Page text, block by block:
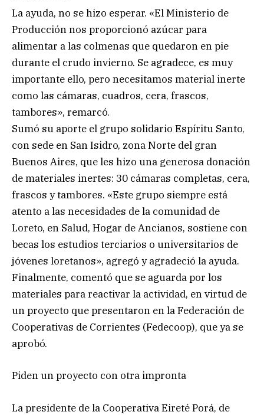
La ayuda, no se hizo esperar. «El Ministerio de
Producción nos proporcionó azúcar para
alimentar a las colmenas que quedaron en pie
durante el crudo invierno. Se agradece, es muy
importante ello, pero necesitamos material inerte
como las cámaras, cuadros, cera, frascos,
tambores», remarcó.
Sumó su aporte el grupo solidario Espíritu Santo,
con sede en San Isidro, zona Norte del gran
Buenos Aires, que les hizo una generosa donación
de materiales inertes: 30 cámaras completas, cera,
frascos y tambores. «Este grupo siempre está
atento a las necesidades de la comunidad de
Loreto, en Salud, Hogar de Ancianos, sostiene con
becas los estudios terciarios o universitarios de
jóvenes loretanos», agregó y agradeció la ayuda.
Finalmente, comentó que se aguarda por los
materiales para reactivar la actividad, en virtud de
un proyecto que presentaron en la Federación de
Cooperativas de Corrientes (Fedecoop), que ya se
aprobó.
Piden un proyecto con otra impronta
La presidente de la Cooperativa Eireté Porá, de